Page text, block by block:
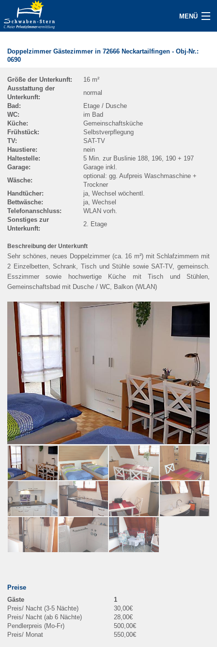
MENÜ
UNTERKÜNFTE
ANFRAGE
GAST/SERVICE
ÜBER UNS
KONTAKT
IMPRESSUM
AKTUELLES / PRESSE
FAQ
DATENSCHUTZ
COOKIE-EINSTELLUNGEN
ENGLISH
Doppelzimmer Gästezimmer in 72666 Neckartailfingen - Obj-Nr.:
0690
Größe der Unterkunft:
16 m²
Ausstattung der
Unterkunft:
normal
Bad:
Etage / Dusche
WC:
im Bad
Küche:
Gemeinschaftsküche
Frühstück:
Selbstverpflegung
TV:
SAT-TV
Haustiere:
nein
Haltestelle:
5 Min. zur Buslinie 188, 196, 190 + 197
Garage:
Garage inkl.
Wäsche:
optional: gg. Aufpreis Waschmaschine +
Trockner
Handtücher:
ja, Wechsel wöchentl.
Bettwäsche:
ja, Wechsel
Telefonanschluss:
WLAN vorh.
Sonstiges zur
Unterkunft:
2. Etage
Beschreibung der Unterkunft
Sehr schönes, neues Doppelzimmer (ca. 16 m²) mit Schlafzimmern mit
2 Einzelbetten, Schrank, Tisch und Stühle sowie SAT-TV, gemeinsch.
Esszimmer sowie hochwertige Küche mit Tisch und Stühlen,
Gemeinschaftsbad mit Dusche / WC, Balkon (WLAN)
Preise
1
30,00€
28,00€
500,00€
550,00€